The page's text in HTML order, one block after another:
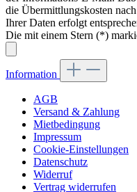
die Übermittlungskosten
Ihrer Daten erfolgt
Die mit einem Stern (*)
Information
AGB
Versand & Zahlung
Mietbedingung
Impressum
Cookie-Einstellungen
Datenschutz
Widerruf
Vertrag widerrufen